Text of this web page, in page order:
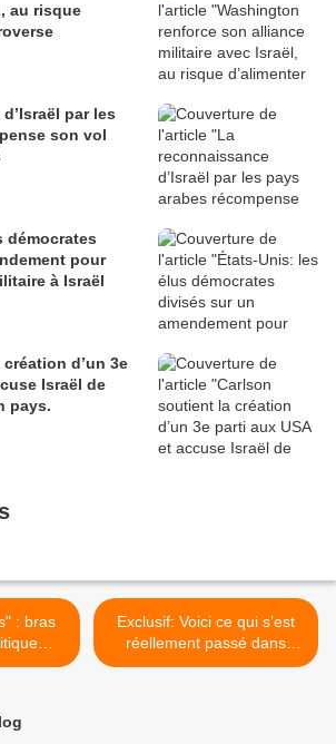
au risque
par les
son vol
démocrates
pour
à Israël
d’un 3e
Israël de
pays.
le
Exclusif: Voici ce qui s’est
réellement passé dans
l’espace aérien syrien